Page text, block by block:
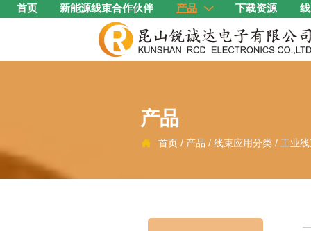
首页 新能源线束合作伙伴 产品  下载资源
产品
 首页 / 产品 /线束应用分类 / 工业